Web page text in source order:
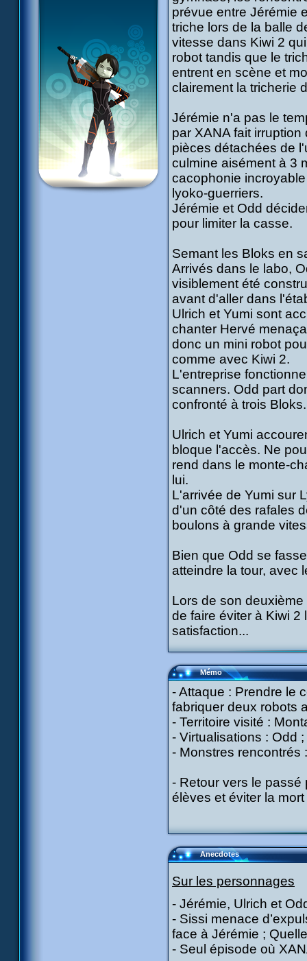
prévue entre Jérémie
triche lors de la balle
vitesse dans Kiwi 2
robot tandis que le
entrent en scène et
clairement la tricherie
Jérémie n'a pas le
par XANA fait
pièces détachées de
culmine aisément à 3
cacophonie
lyoko-guerriers.
Jérémie et Odd
pour limiter la casse.
Semant les Bloks en
Arrivés dans le labo,
visiblement été
avant d'aller dans
Ulrich et Yumi sont
chanter Hervé
donc un mini robot
comme avec Kiwi 2.
L'entreprise
scanners. Odd part
confronté à trois Bloks.
Ulrich et Yumi
bloque l'accès. Ne
rend dans le monte-
lui.
L'arrivée de Yumi sur
d'un côté des rafales
boulons à grande
Bien que Odd se
atteindre la tour, avec
Lors de son
de faire éviter à Kiwi 2
satisfaction...
Mémo
- Attaque : Prendre le
fabriquer deux robots
- Territoire visité :
- Virtualisations : Odd ;
- Monstres rencontrés
- Retour vers le passé
élèves et éviter la
Anecdotes
Sur les personnages
- Jérémie, Ulrich et
- Sissi menace
face à Jérémie ;
- Seul épisode où